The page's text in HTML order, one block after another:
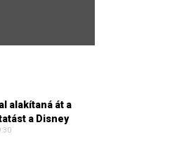
alakítaná át a
a Disney